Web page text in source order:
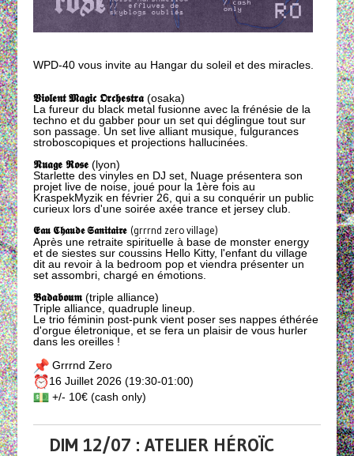
WPD-40 vous invite au Hangar du soleil et des miracles.
𝖁𝖎𝖔𝖑𝖊𝖓𝖙 𝕸𝖆𝖌𝖎𝖈 𝕺𝖗𝖈𝖍𝖊𝖘𝖙𝖗𝖆(osaka)
La fureur du black metal fusionne avec la frénésie de la
techno et du gabber pour un set qui déglingue tout sur
son passage. Un set live alliant musique, fulgurances
stroboscopiques et projections hallucinées.
𝕹𝖚𝖆𝖌𝖊 𝕽𝖔𝖘𝖊(lyon)
Starlette des vinyles en DJ set, Nuage présentera son
projet live de noise, joué pour la 1ère fois au
KraspekMyzik en février 26, qui a su conquérir un public
curieux lors d'une soirée axée trance et jersey club.
𝕰𝖆𝖚 𝕮𝖍𝖆𝖚𝖉𝖊 𝕾𝖆𝖓𝖎𝖙𝖆𝖎𝖗𝖊 (grrrnd zero village)
Après une retraite spirituelle à base de monster energy
et de siestes sur coussins Hello Kitty, l'enfant du village
dit au revoir à la bedroom pop et viendra présenter un
set assombri, chargé en émotions.
𝕭𝖆𝖉𝖆𝖇𝖔𝖚𝖒(triple alliance)
Triple alliance, quadruple lineup.
Le trio féminin post-punk vient poser ses nappes éthérée
d'orgue életronique, et se fera un plaisir de vous hurler
dans les oreilles !
Grrrnd Zero
16 Juillet 2026 (19:30-01:00)
+/- 10€ (cash only)
DIM 12/07 : ATELIER HÉROÏC